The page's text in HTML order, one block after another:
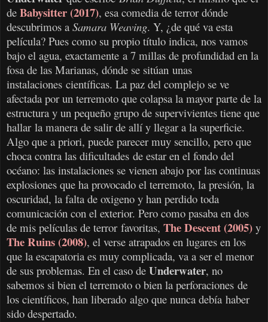
de Babysitter (2017), esa comedia de terror dónde
descubrimos a Samara Weaving. Y, ¿de qué va esta
película? Pues como su propio título indica, nos vamos
bajo el agua, exactamente a 7 millas de profundidad en la
fosa de las Marianas, dónde se sitúan unas
instalaciones científicas. La paz del complejo se ve
afectada por un terremoto que colapsa la mayor parte de la
estructura y un pequeño grupo de supervivientes tiene que
hallar la manera de salir de allí y llegar a la superficie.
Algo que a priori, puede parecer muy sencillo, pero que
choca contra las dificultades de estar en el fondo del
océano: las instalaciones se vienen abajo por las continuas
explosiones que ha provocado el terremoto, la presión, la
oscuridad, la falta de oxigeno y han perdido toda
comunicación con el exterior. Pero como pasaba en dos
de mis películas de terror favoritas, The Descent (2005) y
The Ruins (2008), el verse atrapados en lugares en los
que la escapatoria es muy complicada, va a ser el menor
de sus problemas. En el caso de Underwater, no
sabemos si bien el terremoto o bien la perforaciones de
los científicos, han liberado algo que nunca debía haber
sido despertado.